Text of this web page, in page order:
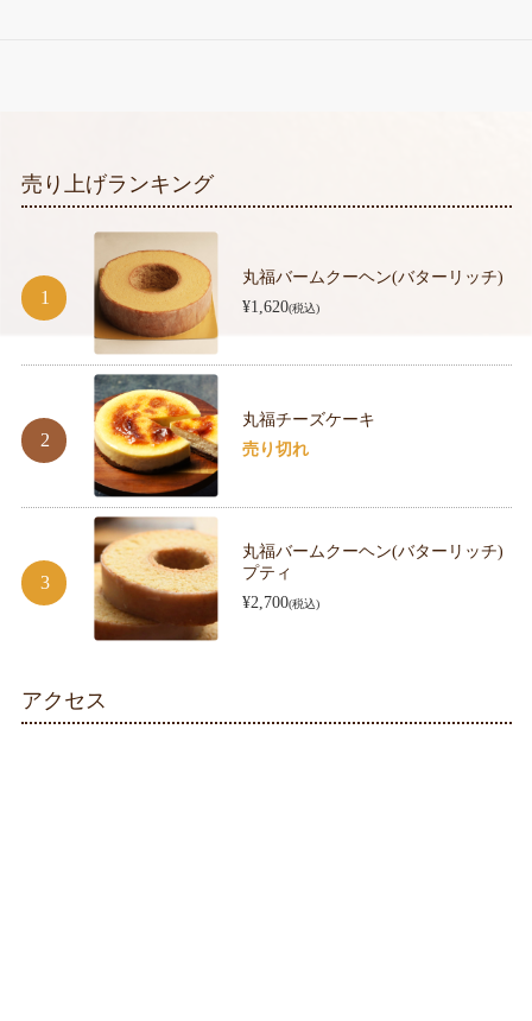
売り上げランキング
丸福バームクーヘン(バターリッチ)
¥1,620(税込)
丸福チーズケーキ
売り切れ
丸福バームクーヘン(バターリッチ)
プティ
¥2,700(税込)
アクセス